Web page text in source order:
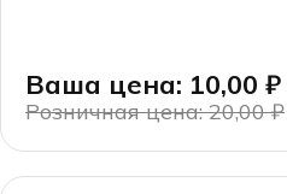
Розничная цена: 20,00₽
Ваша цена: 10,00 ₽